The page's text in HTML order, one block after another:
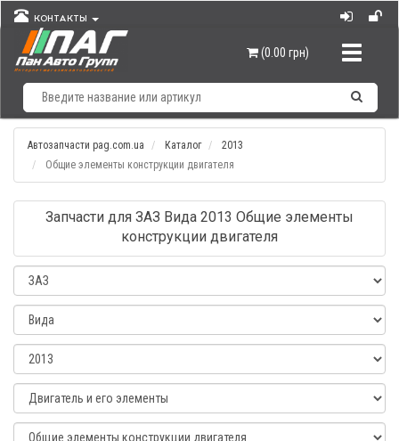
КОНТАКТЫ
(0.00 грн)
Автозапчасти pag.com.ua Каталог
2013
Общие элементы конструкции двигателя
Запчасти для ЗАЗ Вида 2013 Общие элементы
конструкции двигателя